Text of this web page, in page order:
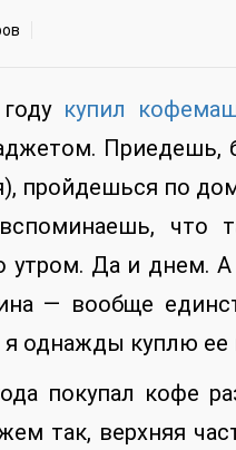
купил
Приедешь,
пройдешься по
что
утром. Да и днем.
— вообще
однажды куплю ее
покупал кофе
так, верхняя